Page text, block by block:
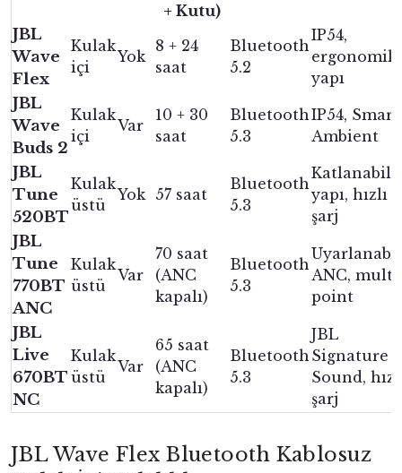
+ Kutu)
JBL
Wave
Flex
Kulak
içi
Yok
8 + 24
saat
Bluetooth
5.2
IP54,
ergonomik
yapı
JBL
Wave
Buds 2
Kulak
içi
Var
10 + 30
saat
Bluetooth
5.3
IP54, Smart
Ambient
JBL
Tune
520BT
Kulak
üstü
Yok 57 saat
Bluetooth
5.3
yapı, hızlı
şarj
JBL
Tune
770BT
ANC
Kulak
üstü
Var
70 saat
(ANC
kapalı)
Bluetooth
5.3
ANC,
point
JBL
Live
670BT
NC
Kulak
üstü
Var
65 saat
(ANC
kapalı)
Bluetooth
5.3
JBL
Signature
Sound,
şarj
JBL Wave Flex Bluetooth Kablosuz